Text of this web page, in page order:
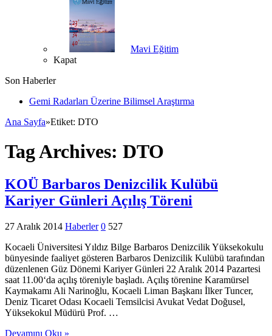
Mavi Eğitim
Kapat
Son Haberler
Gemi Radarları Üzerine Bilimsel Araştırma
Ana Sayfa»Etiket: DTO
Tag Archives: DTO
KOÜ Barbaros Denizcilik Kulübü
Kariyer Günleri Açılış Töreni
27 Aralık 2014 Haberler 0 527
Kocaeli Üniversitesi Yıldız Bilge Barbaros Denizcilik Yüksekokulu
bünyesinde faaliyet gösteren Barbaros Denizcilik Kulübü tarafından
düzenlenen Güz Dönemi Kariyer Günleri 22 Aralık 2014 Pazartesi
saat 11.00‘da açılış töreniyle başladı. Açılış törenine Karamürsel
Kaymakamı Ali Narinoğlu, Kocaeli Liman Başkanı İlker Tuncer,
Deniz Ticaret Odası Kocaeli Temsilcisi Avukat Vedat Doğusel,
Yüksekokul Müdürü Prof. …
Devamını Oku »